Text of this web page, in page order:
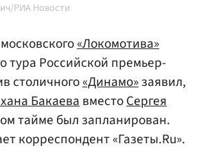
РИА Новости
«Локомотива»
тура Российской премьер-
столичного«Динамо»заявил,
БакаевавместоСергея
тайме был запланирован.
корреспондент «Газеты.Ru».